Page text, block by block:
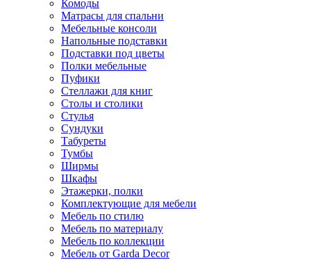
Комоды
Матрасы для спальни
Мебельные консоли
Напольные подставки
Подставки под цветы
Полки мебельные
Пуфики
Стеллажи для книг
Столы и столики
Стулья
Сундуки
Табуреты
Тумбы
Ширмы
Шкафы
Этажерки, полки
Комплектующие для мебели
Мебель по стилю
Мебель по материалу
Мебель по коллекции
Мебель от Garda Decor